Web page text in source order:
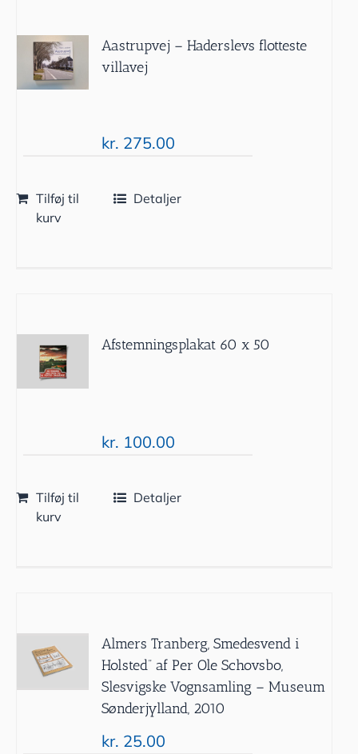
Aastrupvej – Haderslevs flotteste
villavej
kr. 275.00
Tilføj til
kurv
Detaljer
Afstemningsplakat 60 x 50
kr. 100.00
Tilføj til
kurv
Detaljer
Almers Tranberg, Smedesvend i
Holsted” af Per Ole Schovsbo,
Slesvigske Vognsamling – Museum
Sønderjylland, 2010
kr. 25.00